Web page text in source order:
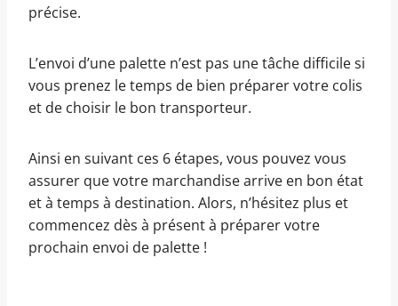
précise.
L’envoi d’une palette n’est pas une tâche difficile si
vous prenez le temps de bien préparer votre colis
et de choisir le bon transporteur.
Ainsi en suivant ces 6 étapes, vous pouvez vous
assurer que votre marchandise arrive en bon état
et à temps à destination. Alors, n’hésitez plus et
commencez dès à présent à préparer votre
prochain envoi de palette !